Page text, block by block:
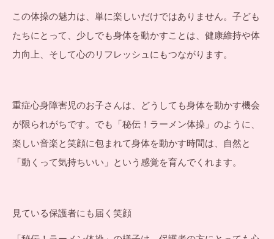
この体操の魅力は、単に楽しいだけではありません。子ども
たちにとって、少しでも身体を動かすことは、健康維持や体
力向上、そして心のリフレッシュにもつながります。
重症心身障害児のお子さんは、どうしても身体を動かす機会
が限られがちです。でも「秘伝！ラーメン体操」のように、
楽しい音楽と笑顔に包まれて身体を動かす時間は、自然と
「動くって気持ちいい」という感覚を育んでくれます。
見ている保護者にも届く笑顔